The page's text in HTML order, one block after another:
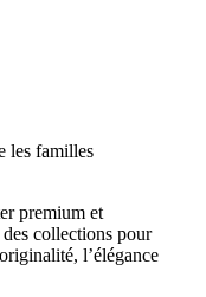
les familles
premium et
collections pour
l’élégance